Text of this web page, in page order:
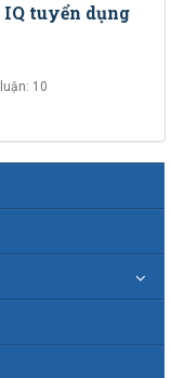
tuyển dụng
10